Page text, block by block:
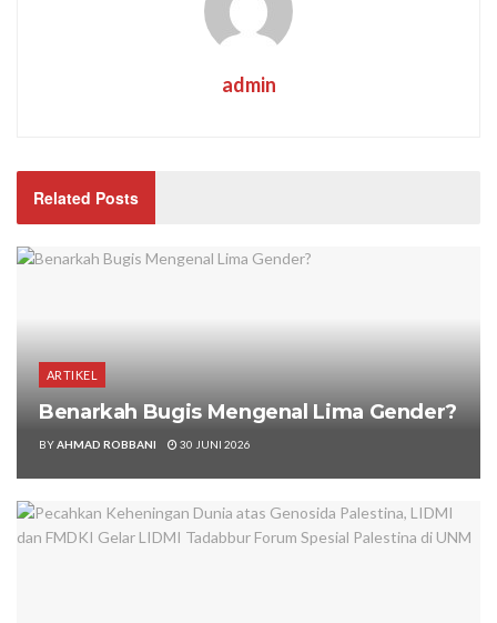
admin
Related Posts
ARTIKEL
Benarkah Bugis Mengenal Lima Gender?
BYAHMAD ROBBANI 30 JUNI 2026